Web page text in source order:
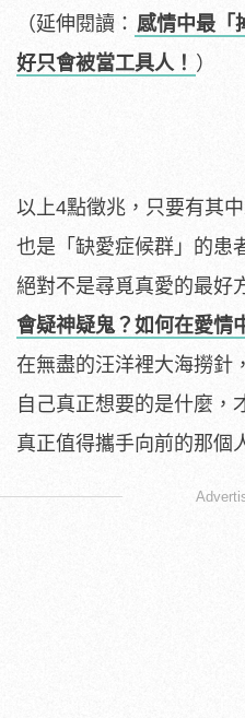
（延伸閱讀： 感情中最「
好只會被當工具人！ ）
以上4點徵兆，只要有其
也是「缺愛症候群」的患
絕對不是尋覓真愛的最好
會疑神疑鬼？如何在愛情
在無盡的汪洋裡大海撈針
自己真正想要的是什麼，
真正值得攜手向前的那個